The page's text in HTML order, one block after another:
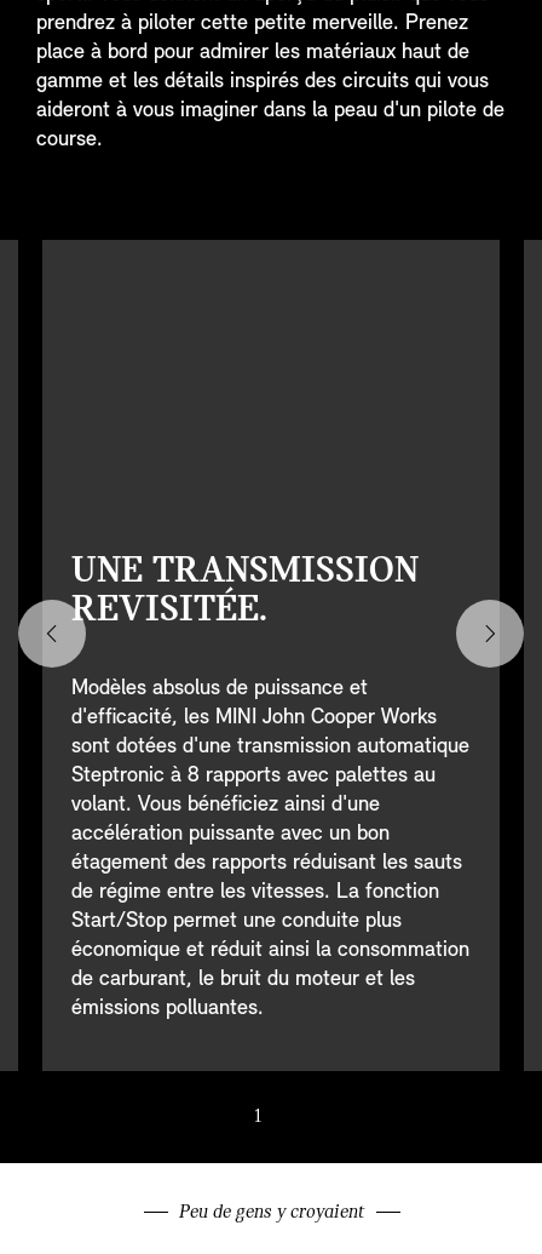
prendrez à piloter cette petite merveille. Prenez
place à bord pour admirer les matériaux haut de
gamme et les détails inspirés des circuits qui vous
aideront à vous imaginer dans la peau d'un pilote de
course.
UNE TRANSMISSION
REVISITÉE.
Modèles absolus de puissance et
d'efficacité, les MINI John Cooper Works
sont dotées d'une transmission automatique
Steptronic à 8 rapports avec palettes au
volant. Vous bénéficiez ainsi d'une
accélération puissante avec un bon
étagement des rapports réduisant les sauts
de régime entre les vitesses. La fonction
Start/Stop permet une conduite plus
économique et réduit ainsi la consommation
de carburant, le bruit du moteur et les
émissions polluantes.
1
Peu de gens y croyaient